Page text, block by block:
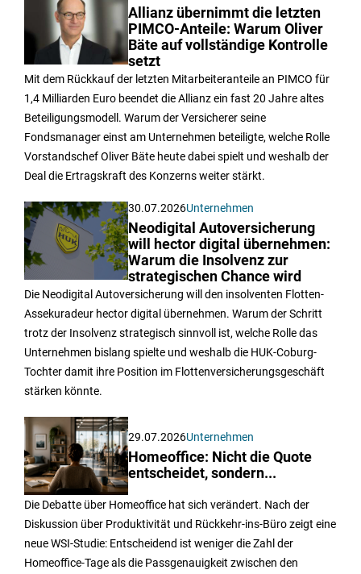
Allianz übernimmt die letzten
PIMCO-Anteile: Warum Oliver
Bäte auf vollständige Kontrolle
setzt
Mit dem Rückkauf der letzten Mitarbeiteranteile an PIMCO für
1,4 Milliarden Euro beendet die Allianz ein fast 20 Jahre altes
Beteiligungsmodell. Warum der Versicherer seine
Fondsmanager einst am Unternehmen beteiligte, welche Rolle
Vorstandschef Oliver Bäte heute dabei spielt und weshalb der
Deal die Ertragskraft des Konzerns weiter stärkt.
30.07.2026Unternehmen
Neodigital Autoversicherung
will hector digital übernehmen:
Warum die Insolvenz zur
strategischen Chance wird
Die Neodigital Autoversicherung will den insolventen Flotten-
Assekuradeur hector digital übernehmen. Warum der Schritt
trotz der Insolvenz strategisch sinnvoll ist, welche Rolle das
Unternehmen bislang spielte und weshalb die HUK-Coburg-
Tochter damit ihre Position im Flottenversicherungsgeschäft
stärken könnte.
29.07.2026Unternehmen
Homeoffice: Nicht die Quote
entscheidet, sondern...
Die Debatte über Homeoffice hat sich verändert. Nach der
Diskussion über Produktivität und Rückkehr-ins-Büro zeigt eine
neue WSI-Studie: Entscheidend ist weniger die Zahl der
Homeoffice-Tage als die Passgenauigkeit zwischen den